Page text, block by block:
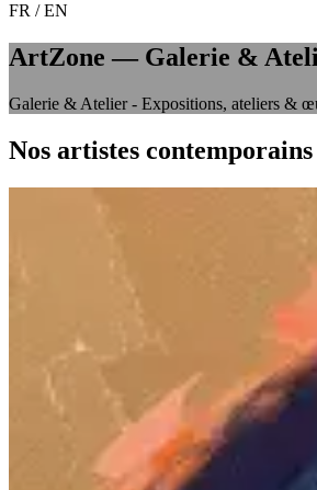
FR / EN
ArtZone — Galerie &
Galerie & Atelier - Expositions, ateliers &
Nos artistes